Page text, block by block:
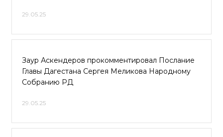
29.05.25
Заур Аскендеров прокомментировал Послание
Главы Дагестана Сергея Меликова Народному
Собранию РД
29.05.25